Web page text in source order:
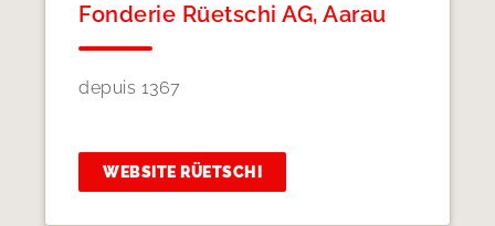
Fonderie Rüetschi AG, Aarau
depuis 1367
WEBSITE RÜETSCHI